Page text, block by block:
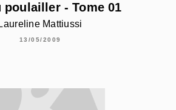
poulailler - Tome 01
Laureline Mattiussi
13/05/2009